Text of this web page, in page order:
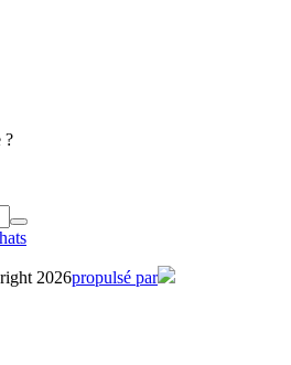
?
2026propulsé par